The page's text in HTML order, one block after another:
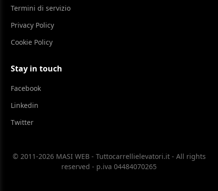
Termini di servizio
Privacy Policy
Cookie Policy
Stay in touch
Facebook
Linkedin
Twitter
© 2011-2026 MASI WEB - Tuttocarrellielevatori.it - All rights
reserved - p.iva 04484070265